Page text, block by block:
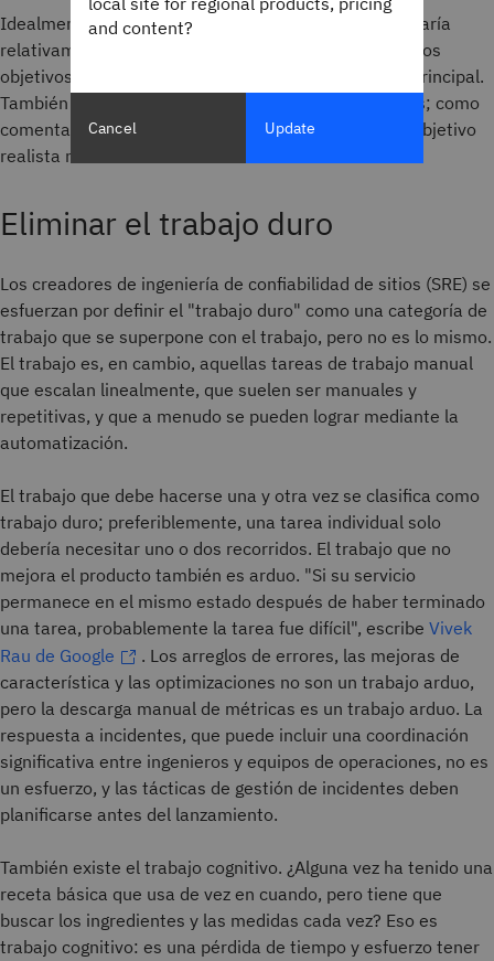
Idealmente, un ingeniero de confiabilidad del sitio usaría
relativamente pocos SLO para enfocarse en lograr esos
objetivos; lo más importante es hacer bien la tarea principal.
También es importante establecer objetivos realistas; como
comentamos anteriormente, la perfección no es un objetivo
realista ni deseado.
Eliminar el trabajo duro
Los creadores de ingeniería de confiabilidad de sitios (SRE) se
esfuerzan por definir el "trabajo duro" como una categoría de
trabajo que se superpone con el trabajo, pero no es lo mismo.
El trabajo es, en cambio, aquellas tareas de trabajo manual
que escalan linealmente, que suelen ser manuales y
repetitivas, y que a menudo se pueden lograr mediante la
automatización.
El trabajo que debe hacerse una y otra vez se clasifica como
trabajo duro; preferiblemente, una tarea individual solo
debería necesitar uno o dos recorridos. El trabajo que no
mejora el producto también es arduo. "Si su servicio
permanece en el mismo estado después de haber terminado
una tarea, probablemente la tarea fue difícil", escribe Vivek
Rau de Google
. Los arreglos de errores, las mejoras de
característica y las optimizaciones no son un trabajo arduo,
pero la descarga manual de métricas es un trabajo arduo. La
respuesta a incidentes, que puede incluir una coordinación
significativa entre ingenieros y equipos de operaciones, no es
un esfuerzo, y las tácticas de gestión de incidentes deben
planificarse antes del lanzamiento.
También existe el trabajo cognitivo. ¿Alguna vez ha tenido una
receta básica que usa de vez en cuando, pero tiene que
buscar los ingredientes y las medidas cada vez? Eso es
trabajo cognitivo: es una pérdida de tiempo y esfuerzo tener
and content?
Cancel Update